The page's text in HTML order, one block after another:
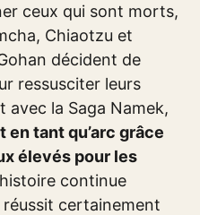
ceux qui sont morts,
Chiaotzu et
décident de
ressusciter leurs
avec la Saga Namek,
en tant qu’arc grâce
élevés pour les
continue
réussit certainement